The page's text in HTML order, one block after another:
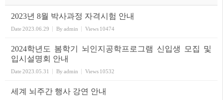
2023년 8월 박사과정 자격시험 안내
Date2023.06.29 By admin Views 10474
2024학년도 봄학기 뇌인지공학프로그램 신입생 모집 및
입시설명회 안내
Date2023.05.31 By admin Views 10532
세계 뇌주간 행사 강연 안내